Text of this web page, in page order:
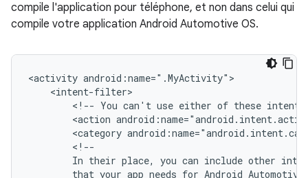
compile l'application pour téléphone, et non dans celui qui
compile votre application Android Automotive OS.
<activity
<!-- You can't use either of these intents
<action
<category
In their place, you can include other
that your app needs for Android Automotive